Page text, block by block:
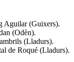
Aguilar (Guixers).
(Odèn).
(Lladurs).
de Roqué (Lladurs).